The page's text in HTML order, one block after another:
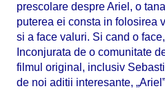
prescolare despre Ariel, o
puterea ei consta in folosirea
si a face valuri. Si cand o
Inconjurata de o comunitate
filmul original, inclusiv
de noi aditii interesante,